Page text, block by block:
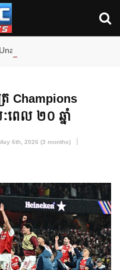
Emery សន្យាថានឹងឈ្នះពានរង្វ
រ Champions
ពេល ២០ ឆ្នាំ
6th, 2026 (3 months)